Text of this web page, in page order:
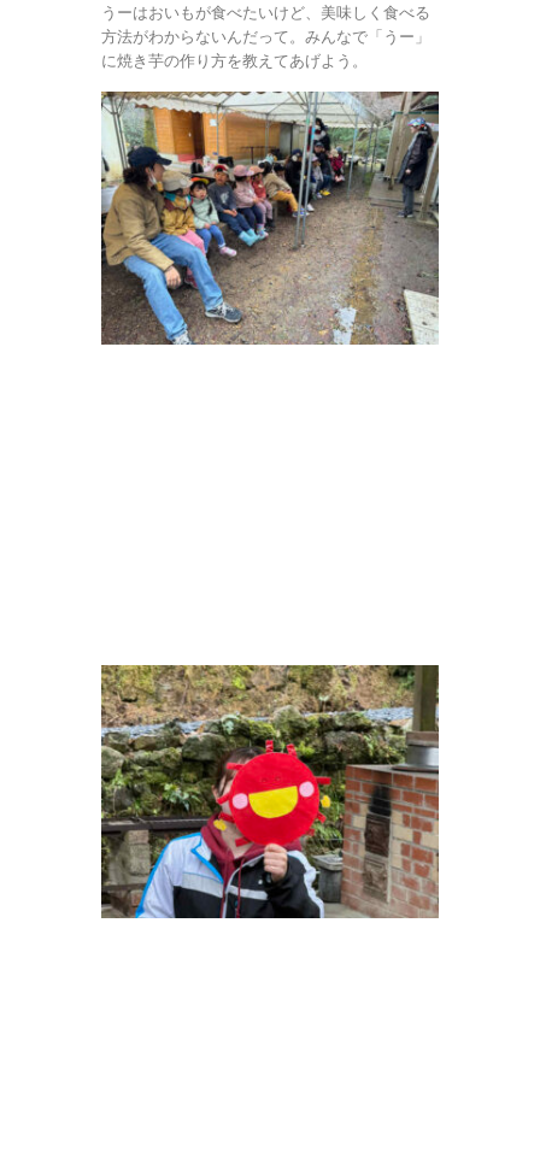
うーはおいもが食べたいけど、美味しく食べる
方法がわからないんだって。みんなで「うー」
に焼き芋の作り方を教えてあげよう。